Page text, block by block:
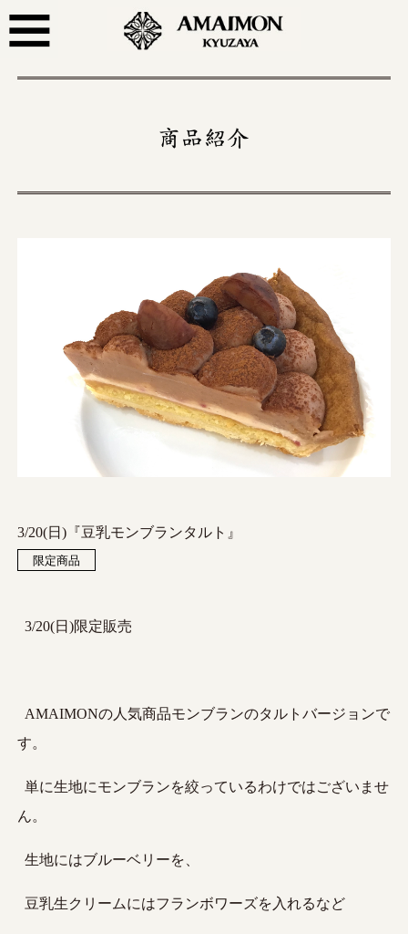
3/20(日)『豆乳モンブランタルト』
限定商品
3/20(日)限定販売
AMAIMONの人気商品モンブランのタルトバージョンで
す。
単に生地にモンブランを絞っているわけではございませ
ん。
生地にはブルーベリーを、
豆乳生クリームにはフランボワーズを入れるなど